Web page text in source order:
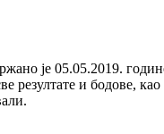
је 05.05.2019.
резултате и бодове, као